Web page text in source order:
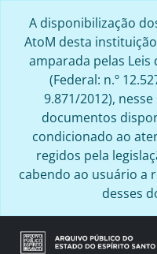
A disponibilização
AtoM desta
amparada pelas Leis
(Federal: n.º
9.871/2012),
documentos
condicionado ao
regidos pela
cabendo ao usuário a
desses